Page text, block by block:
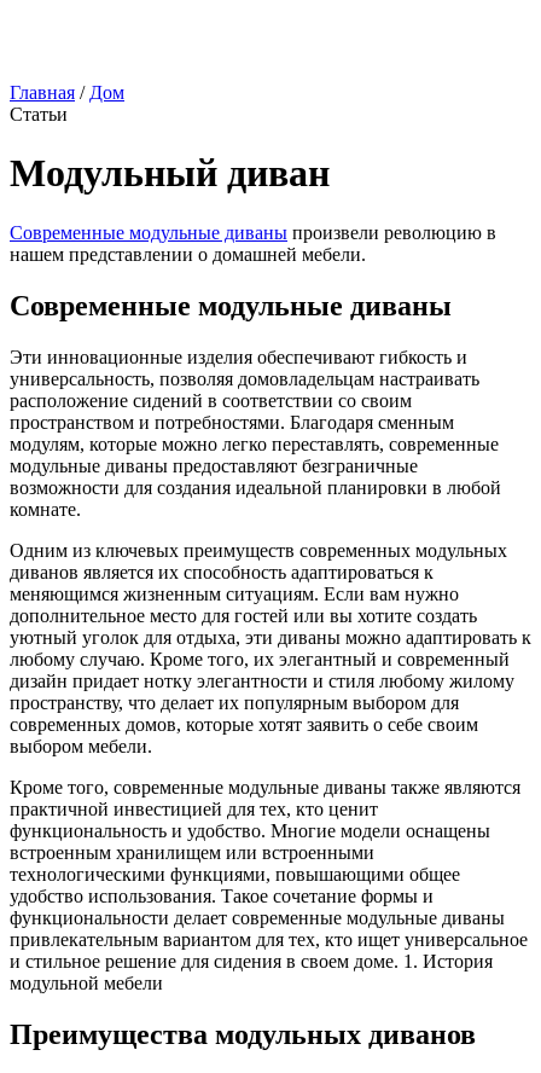
Главная / Дом
Статьи
Модульный диван
Современные модульные диваны произвели революцию в
нашем представлении о домашней мебели.
Современные модульные диваны
Эти инновационные изделия обеспечивают гибкость и
универсальность, позволяя домовладельцам настраивать
расположение сидений в соответствии со своим
пространством и потребностями. Благодаря сменным
модулям, которые можно легко переставлять, современные
модульные диваны предоставляют безграничные
возможности для создания идеальной планировки в любой
комнате.
Одним из ключевых преимуществ современных модульных
диванов является их способность адаптироваться к
меняющимся жизненным ситуациям. Если вам нужно
дополнительное место для гостей или вы хотите создать
уютный уголок для отдыха, эти диваны можно адаптировать к
любому случаю. Кроме того, их элегантный и современный
дизайн придает нотку элегантности и стиля любому жилому
пространству, что делает их популярным выбором для
современных домов, которые хотят заявить о себе своим
выбором мебели.
Кроме того, современные модульные диваны также являются
практичной инвестицией для тех, кто ценит
функциональность и удобство. Многие модели оснащены
встроенным хранилищем или встроенными
технологическими функциями, повышающими общее
удобство использования. Такое сочетание формы и
функциональности делает современные модульные диваны
привлекательным вариантом для тех, кто ищет универсальное
и стильное решение для сидения в своем доме. 1. История
модульной мебели
Преимущества модульных диванов